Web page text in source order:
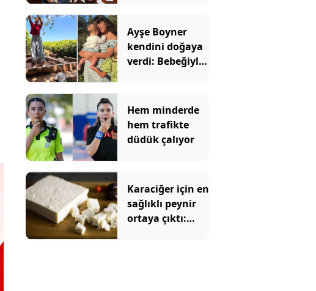
Ayşe Boyner
kendini doğaya
verdi: Bebeğiyle
Hem minderde
hem trafikte
düdük çalıyor
Karaciğer için en
sağlıklı peynir
ortaya çıktı: